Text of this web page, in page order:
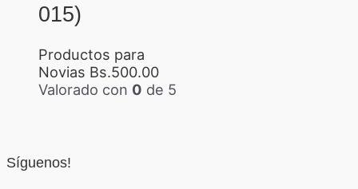
015)
Productos para
Novias Bs.500.00
Valorado con 0 de 5
Síguenos!